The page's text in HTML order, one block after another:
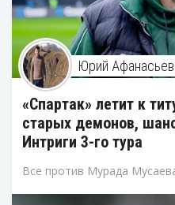
Юрий Афанасьев
«Спартак» летит к
старых демонов,
Интриги 3-го тура
Все против Мурада